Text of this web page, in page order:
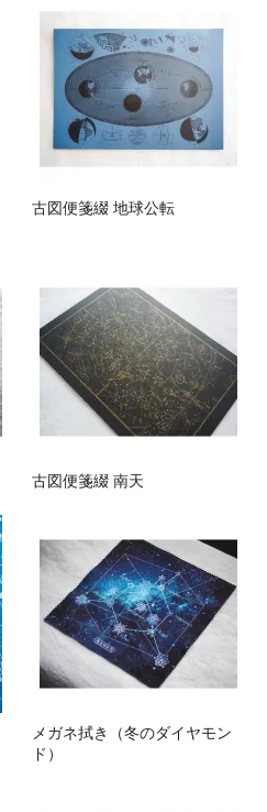
古図便箋綴 地球公転
古図便箋綴 南天
メガネ拭き（冬のダイヤモン
ド）